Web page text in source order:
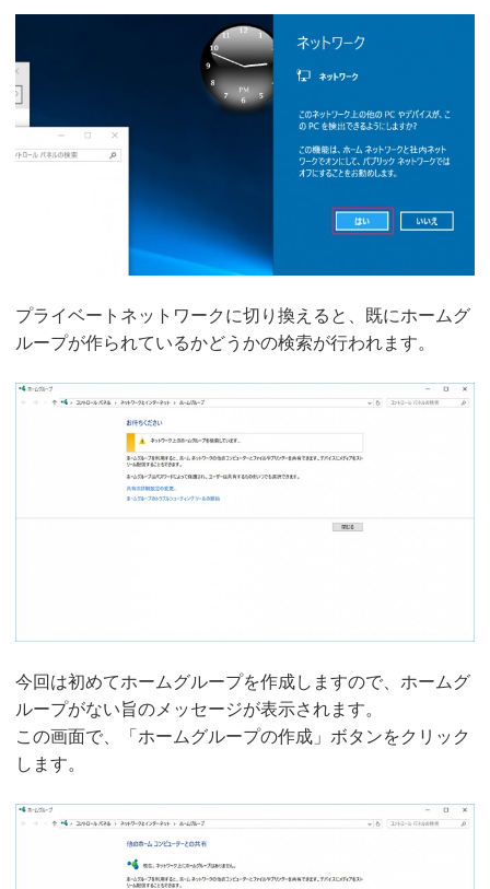
プライベートネットワークに切り換えると、既にホームグ
ループが作られているかどうかの検索が行われます。
今回は初めてホームグループを作成しますので、ホームグ
ループがない旨のメッセージが表示されます。
この画面で、「ホームグループの作成」ボタンをクリック
します。